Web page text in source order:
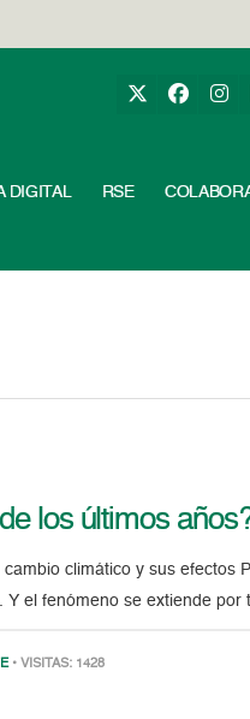
DIGITAL RSE
los últimos
climático y sus efectos
el fenómeno se extiende por
• VISITAS: 1428